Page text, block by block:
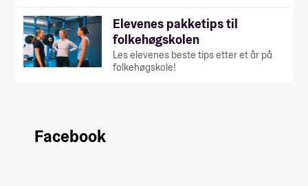
Elevenes pakketips til
folkehøgskolen
Les elevenes beste tips etter et år på
folkehøgskole!
Facebook